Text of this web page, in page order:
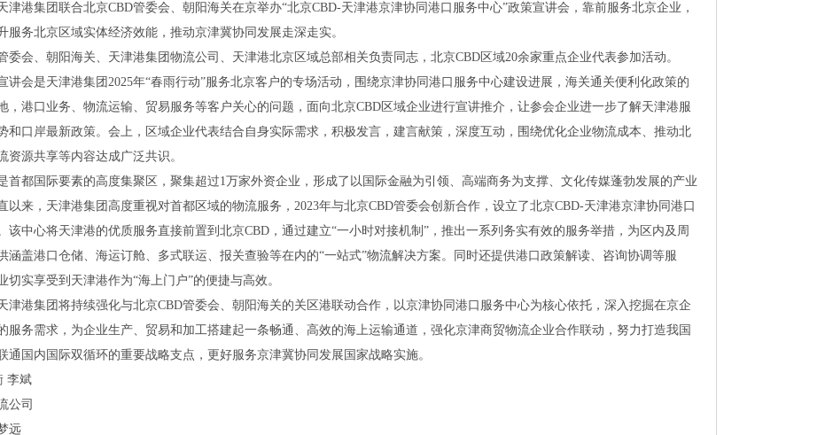
津港集团联合北京CBD管委会、朝阳海关在京举办“北京CBD-天津港京津协同港口服务中心”政策宣讲会，靠前服务北京企业，
服务北京区域实体经济效能，推动京津冀协同发展走深走实。
委会、朝阳海关、天津港集团物流公司、天津港北京区域总部相关负责同志，北京CBD区域20余家重点企业代表参加活动。
讲会是天津港集团2025年“春雨行动”服务北京客户的专场活动，围绕京津协同港口服务中心建设进展，海关通关便利化政策的
，港口业务、物流运输、贸易服务等客户关心的问题，面向北京CBD区域企业进行宣讲推介，让参会企业进一步了解天津港服
和口岸最新政策。会上，区域企业代表结合自身实际需求，积极发言，建言献策，深度互动，围绕优化企业物流成本、推动北
资源共享等内容达成广泛共识。
首都国际要素的高度集聚区，聚集超过1万家外资企业，形成了以国际金融为引领、高端商务为支撑、文化传媒蓬勃发展的产业
以来，天津港集团高度重视对首都区域的物流服务，2023年与北京CBD管委会创新合作，设立了北京CBD-天津港京津协同港口
该中心将天津港的优质服务直接前置到北京CBD，通过建立“一小时对接机制”，推出一系列务实有效的服务举措，为区内及周
涵盖港口仓储、海运订舱、多式联运、报关查验等在内的“一站式”物流解决方案。同时还提供港口政策解读、咨询协调等服
切实享受到天津港作为“海上门户”的便捷与高效。
津港集团将持续强化与北京CBD管委会、朝阳海关的关区港联动合作，以京津协同港口服务中心为核心依托，深入挖掘在京企
服务需求，为企业生产、贸易和加工搭建起一条畅通、高效的海上运输通道，强化京津商贸物流企业合作联动，努力打造我国
通国内国际双循环的重要战略支点，更好服务京津冀协同发展国家战略实施。
李斌
公司
远